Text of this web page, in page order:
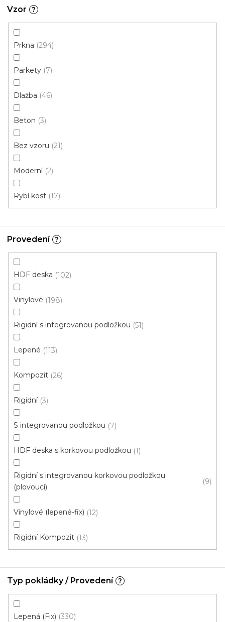
Vzor ?
Prkna 294
Parkety 7
Dlažba 46
Beton 3
Bez vzoru 21
Moderní 2
Rybí kost 17
Provedení ?
HDF deska 102
Vinylové 198
Rigidní s integrovanou podložkou 51
Lepené 113
Kompozit 26
Rigidní 3
S integrovanou podložkou 7
HDF deska s korkovou podložkou 1
Rigidní s integrovanou korkovou podložkou
(plovoucí)
9
Vinylové (lepené-fix) 12
Rigidní Kompozit 13
Typ pokládky / Provedení ?
Lepená (Fix) 330
Vinylová podlaha ESSENCE Primary Oak Natural
613 Kč
Novinka
S kódem PLOTZAK sleva 15%
Vinylová podlaha ESSENCE Tribe Oak Light
U vás za 4-10 dní
od613 Kč/ m2
Měrná
od 134,43 Kč / 1 m2
Rigid click 55 (plovoucí) Rigid click 30 (plovoucí)
Akce